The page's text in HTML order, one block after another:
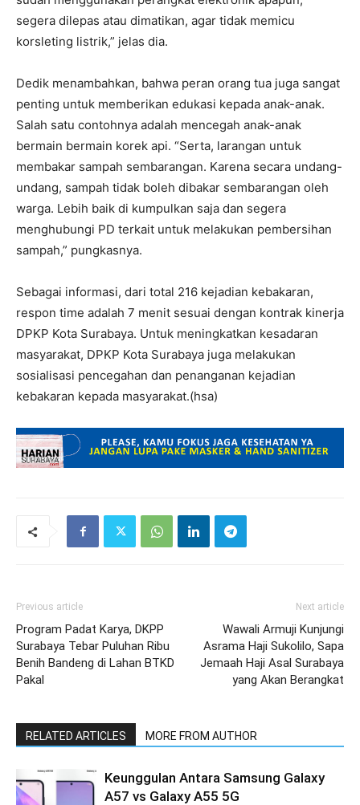
segera dilepas atau dimatikan, agar tidak memicu
korsleting listrik,” jelas dia.
Dedik menambahkan, bahwa peran orang tua juga sangat
penting untuk memberikan edukasi kepada anak-anak.
Salah satu contohnya adalah mencegah anak-anak
bermain bermain korek api. “Serta, larangan untuk
membakar sampah sembarangan. Karena secara undang-
undang, sampah tidak boleh dibakar sembarangan oleh
warga. Lebih baik di kumpulkan saja dan segera
menghubungi PD terkait untuk melakukan pembersihan
sampah,” pungkasnya.
Sebagai informasi, dari total 216 kejadian kebakaran,
respon time adalah 7 menit sesuai dengan kontrak kinerja
DPKP Kota Surabaya. Untuk meningkatkan kesadaran
masyarakat, DPKP Kota Surabaya juga melakukan
sosialisasi pencegahan dan penanganan kejadian
kebakaran kepada masyarakat.(hsa)
Previous article
Program Padat Karya, DKPP
Surabaya Tebar Puluhan Ribu
Benih Bandeng di Lahan BTKD
Pakal
Next article
Wawali Armuji Kunjungi
Asrama Haji Sukolilo, Sapa
Jemaah Haji Asal Surabaya
yang Akan Berangkat
RELATED ARTICLES MORE FROM AUTHOR
Keunggulan Antara Samsung Galaxy
A57 vs Galaxy A55 5G